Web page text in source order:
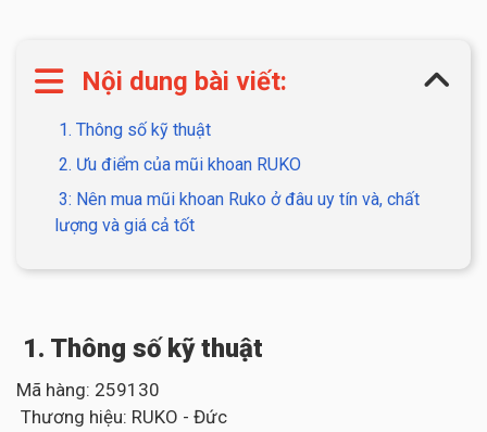
Nội dung bài viết:
1. Thông số kỹ thuật
2. Ưu điểm của mũi khoan RUKO
3: Nên mua mũi khoan Ruko ở đâu uy tín và, chất
lượng và giá cả tốt
1. Thông số kỹ thuật
Mã hàng: 259130
Thương hiệu: RUKO - Đức